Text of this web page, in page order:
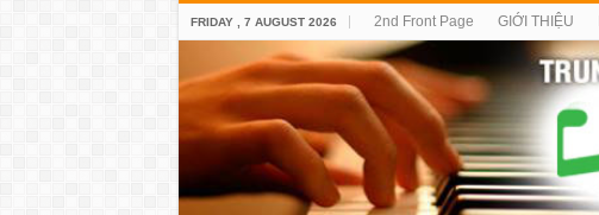
FRIDAY , 7 AUGUST 2026 2nd Front Page GIỚI THIỆU